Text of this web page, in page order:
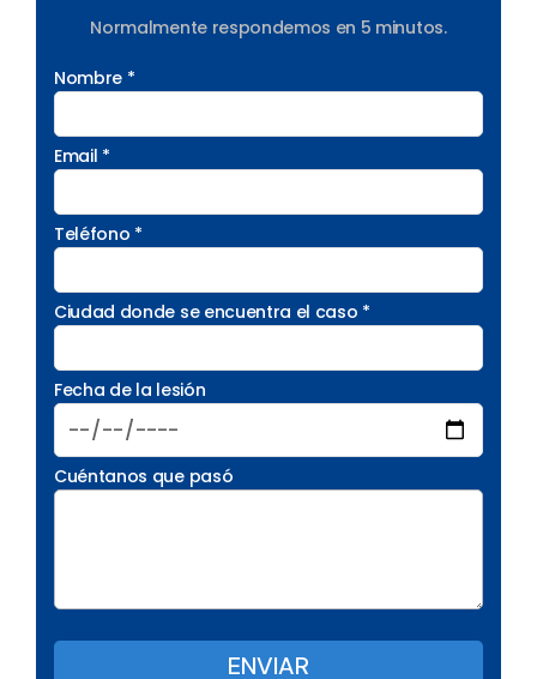
Normalmente respondemos en 5 minutos.
Nombre *
Email *
Teléfono *
Ciudad donde se encuentra el caso *
Fecha de la lesión
Cuéntanos que pasó